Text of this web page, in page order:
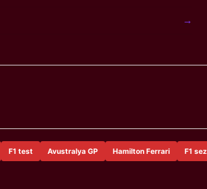
→
F1 test Avustralya GP Hamilton Ferrari F1